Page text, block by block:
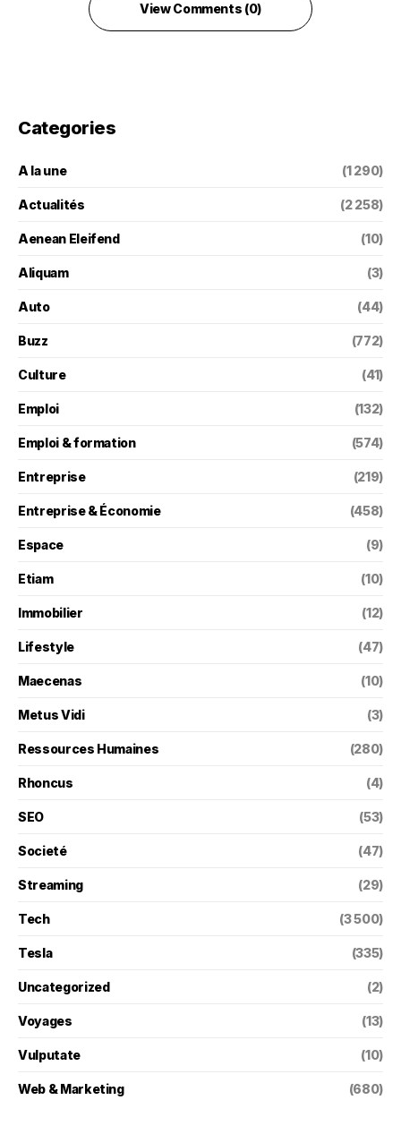
View Comments (0)
Categories
A la une (1 290)
Actualités (2 258)
Aenean Eleifend (10)
Aliquam (3)
Auto (44)
Buzz (772)
Culture (41)
Emploi (132)
Emploi & formation (574)
Entreprise (219)
Entreprise & Économie (458)
Espace (9)
Etiam (10)
Immobilier (12)
Lifestyle (47)
Maecenas (10)
Metus Vidi (3)
Ressources Humaines (280)
Rhoncus (4)
SEO (53)
Societé (47)
Streaming (29)
Tech (3 500)
Tesla (335)
Uncategorized (2)
Voyages (13)
Vulputate (10)
Web & Marketing (680)